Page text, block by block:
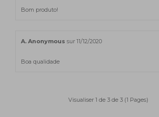
Bom produto!
A. Anonymous sur 11/12/2020
Boa qualidade
Visualiser 1 de 3 de 3 (1 Pages)